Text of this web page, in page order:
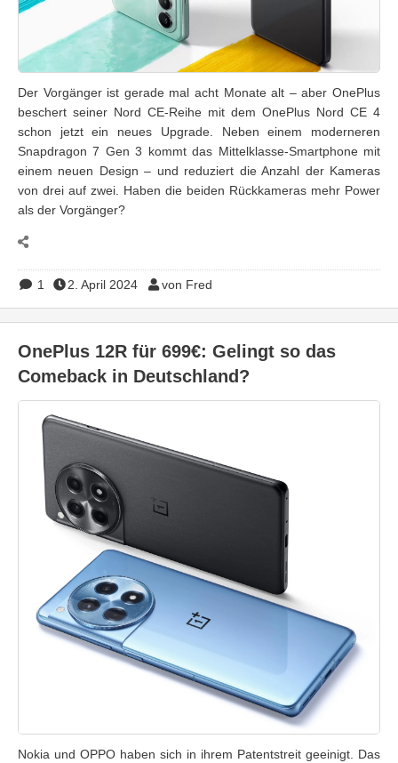
Der Vorgänger ist gerade mal acht Monate alt – aber OnePlus
beschert seiner Nord CE-Reihe mit dem OnePlus Nord CE 4
schon jetzt ein neues Upgrade. Neben einem moderneren
Snapdragon 7 Gen 3 kommt das Mittelklasse-Smartphone mit
einem neuen Design – und reduziert die Anzahl der Kameras
von drei auf zwei. Haben die beiden Rückkameras mehr Power
als der Vorgänger?
1 2. April 2024 von Fred
OnePlus 12R für 699€: Gelingt so das
Comeback in Deutschland?
Nokia und OPPO haben sich in ihrem Patentstreit geeinigt. Das